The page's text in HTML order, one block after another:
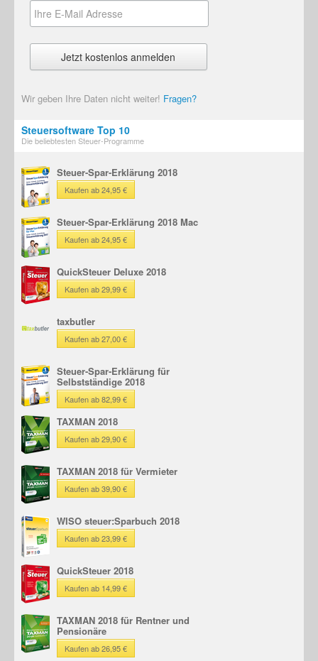
Wir geben Ihre Daten nicht weiter! Fragen?
Steuersoftware Top 10
Die beliebtesten Steuer-Programme
Steuer-Spar-Erklärung 2018
Kaufen ab 24,95 €
Steuer-Spar-Erklärung 2018 Mac
Kaufen ab 24,95 €
QuickSteuer Deluxe 2018
Kaufen ab 29,99 €
taxbutler
Kaufen ab 27,00 €
Steuer-Spar-Erklärung für
Selbstständige 2018
Kaufen ab 82,99 €
TAXMAN 2018
Kaufen ab 29,90 €
TAXMAN 2018 für Vermieter
Kaufen ab 39,90 €
WISO steuer:Sparbuch 2018
Kaufen ab 23,99 €
QuickSteuer 2018
Kaufen ab 14,99 €
TAXMAN 2018 für Rentner und
Pensionäre
Kaufen ab 26,95 €